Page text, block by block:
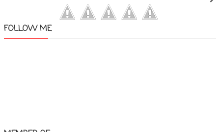
FOLLOW ME